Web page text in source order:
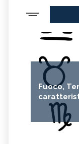
Fuoco,